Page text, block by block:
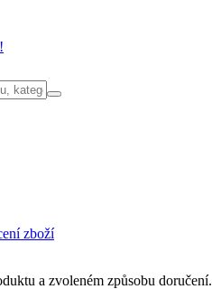
zboží
a zvoleném způsobu doručení.